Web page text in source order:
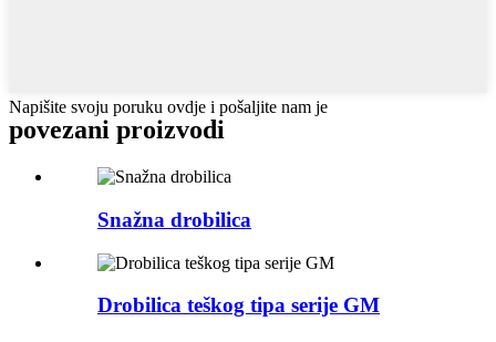
Napišite svoju poruku ovdje i pošaljite nam je
povezani proizvodi
Snažna drobilica
Drobilica teškog tipa serije GM